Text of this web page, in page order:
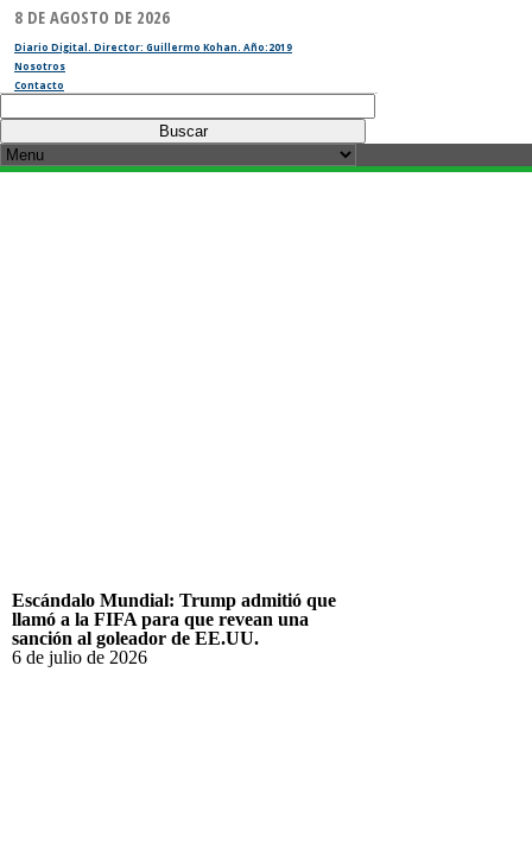
8 DE AGOSTO DE 2026
Diario Digital. Director: Guillermo Kohan. Año:2019
Nosotros
Contacto
Buscar:
Escándalo Mundial: Trump admitió que
llamó a la FIFA para que revean una
sanción al goleador de EE.UU.
6 de julio de 2026